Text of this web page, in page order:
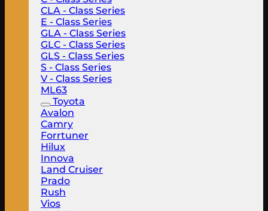
CLA - Class Series
E - Class Series
GLA - Class Series
GLC - Class Series
GLS - Class Series
S - Class Series
V - Class Series
ML63
Toyota
Avalon
Camry
Forrtuner
Hilux
Innova
Land Cruiser
Prado
Rush
Vios